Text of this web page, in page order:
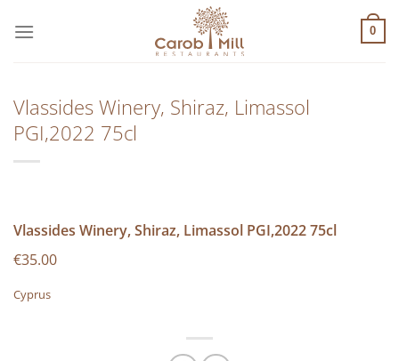
στο
0
Vlassides Winery, Shiraz, Limassol
PGI,2022 75cl
Vlassides Winery, Shiraz, Limassol PGI,2022 75cl
€35.00
Cyprus